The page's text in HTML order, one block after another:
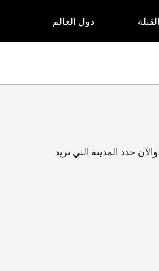
دول العالم
حدد المدينة التي تريد